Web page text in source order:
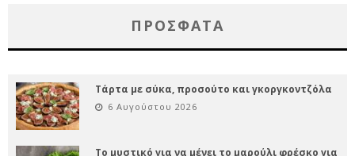
ΠΡΌΣΦΑΤΑ
Τάρτα με σύκα, προσούτο και γκοργκοντζόλα
6 Αυγούστου 2026
Το μυστικό για να μένει το μαρούλι φρέσκο για